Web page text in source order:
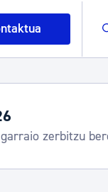
zerbitzuak
Donostia Kultura,